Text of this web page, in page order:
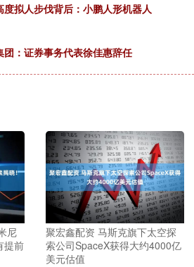
拟人步伐背后：小鹏人形机器人
团：证券事务代表徐佳惠辞任
尼
提前
聚宏鑫配资 马斯克旗下太空探
索公司SpaceX获得大约4000亿
美元估值